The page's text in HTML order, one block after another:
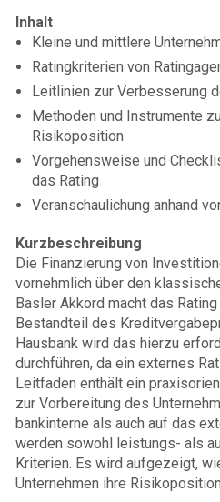
Inhalt
Kleine und mittlere
Ratingkriterien von
Leitlinien zur Verbesserung
Methoden und Instrumente
Risikoposition
Vorgehensweise und
das Rating
Veranschaulichung anhand
Kurzbeschreibung
Die Finanzierung von
vornehmlich über den
Basler Akkord macht das
Bestandteil des
Hausbank wird das hierzu
durchführen, da ein externes
Leitfaden enthält ein
zur Vorbereitung des
bankinterne als auch auf das
werden sowohl leistungs- als
Kriterien. Es wird aufgezeigt,
Unternehmen ihre